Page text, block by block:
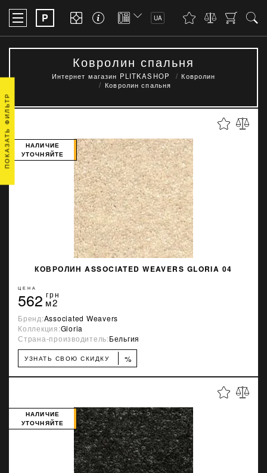
P UA
Ковролин спальня
Интернет магазин PLITKASHOP
Ковролин
Ковролин спальня
КОВРОЛИН ASSOCIATED WEAVERS GLORIA 04
НАЛИЧИЕ
УТОЧНЯЙТЕ
ЦЕНА
562 грн
м2
Бренд:Associated Weavers
Коллекция:Gloria
Страна-производитель:Бельгия
УЗНАТЬ СВОЮ СКИДКУ %
НАЛИЧИЕ
УТОЧНЯЙТЕ
ПОКАЗАТЬ ФИЛЬТР